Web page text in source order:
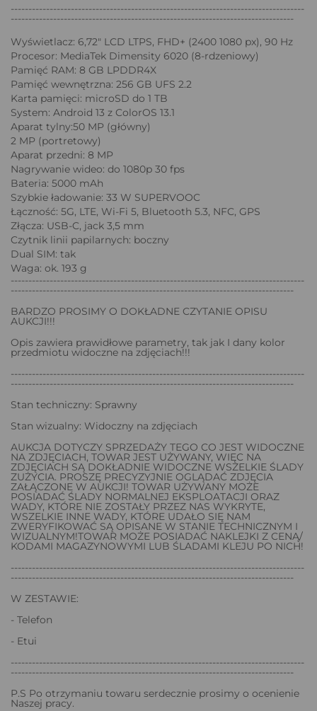
-----------------------------------------------------------------------------------
--------------------------------------------------------------------------------
Wyświetlacz: 6,72" LCD LTPS, FHD+ (2400 1080 px), 90 Hz
Procesor: MediaTek Dimensity 6020 (8-rdzeniowy)
Pamięć RAM: 8 GB LPDDR4X
Pamięć wewnętrzna: 256 GB UFS 2.2
Karta pamięci: microSD do 1 TB
System: Android 13 z ColorOS 13.1
Aparat tylny:50 MP (główny)
2 MP (portretowy)
Aparat przedni: 8 MP
Nagrywanie wideo: do 1080p 30 fps
Bateria: 5000 mAh
Szybkie ładowanie: 33 W SUPERVOOC
Łączność: 5G, LTE, Wi-Fi 5, Bluetooth 5.3, NFC, GPS
Złącza: USB-C, jack 3,5 mm
Czytnik linii papilarnych: boczny
Dual SIM: tak
Waga: ok. 193 g
-----------------------------------------------------------------------------------
--------------------------------------------------------------------------------
BARDZO PROSIMY O DOKŁADNE CZYTANIE OPISU
AUKCJI!!!
Opis zawiera prawidłowe parametry, tak jak I dany kolor
przedmiotu widoczne na zdjęciach!!!
-----------------------------------------------------------------------------------
--------------------------------------------------------------------------------
Stan techniczny: Sprawny
Stan wizualny: Widoczny na zdjęciach
AUKCJA DOTYCZY SPRZEDAŻY TEGO CO JEST WIDOCZNE
NA ZDJĘCIACH, TOWAR JEST UŻYWANY, WIĘC NA
ZDJĘCIACH SĄ DOKŁADNIE WIDOCZNE WSZELKIE ŚLADY
ZUŻYCIA. PROSZĘ PRECYZYJNIE OGLĄDAĆ ZDJĘCIA
ZAŁĄCZONE W AUKCJI! TOWAR UŻYWANY MOŻE
POSIADAĆ ŚLADY NORMALNEJ EKSPLOATACJI ORAZ
WADY, KTÓRE NIE ZOSTAŁY PRZEZ NAS WYKRYTE,
WSZELKIE INNE WADY, KTÓRE UDAŁO SIĘ NAM
ZWERYFIKOWAĆ SĄ OPISANE W STANIE TECHNICZNYM I
WIZUALNYM!TOWAR MOŻE POSIADAĆ NAKLEJKI Z CENĄ/
KODAMI MAGAZYNOWYMI LUB ŚLADAMI KLEJU PO NICH!
-----------------------------------------------------------------------------------
--------------------------------------------------------------------------------
W ZESTAWIE:
- Telefon
- Etui
-----------------------------------------------------------------------------------
--------------------------------------------------------------------------------
P.S Po otrzymaniu towaru serdecznie prosimy o ocenienie
Naszej pracy.